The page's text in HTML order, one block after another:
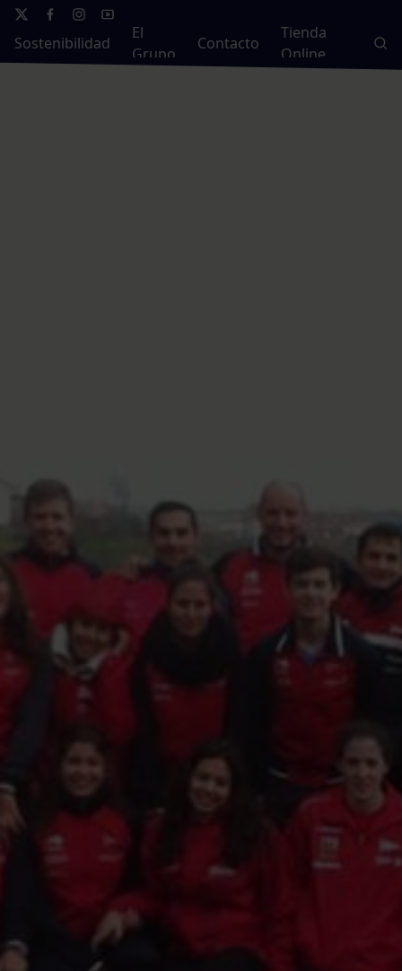
Sostenibilidad
El
Grupo
Contacto
Tienda
Online